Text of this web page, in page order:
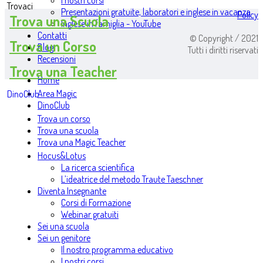
Presentazioni gratuite, laboratori e inglese in vacanza
Inglese in famiglia - YouTube
Contatti
Blog
Recensioni
Home
Area Magic
DinoClub
Trova un corso
Trova una scuola
Trova una Magic Teacher
Hocus&Lotus
La ricerca scientifica
L’ideatrice del metodo Traute Taeschner
Diventa Insegnante
Corsi di Formazione
Webinar gratuiti
Sei una scuola
Sei un genitore
Il nostro programma educativo
Trovaci
Trova una Scuola
Trova un Corso
Trova una Teacher
DinoClub
Policy
© Copyright / 2021
Tutti i diritti riservati